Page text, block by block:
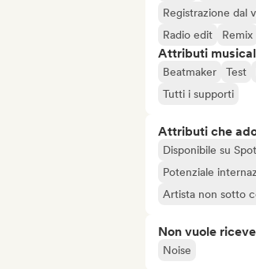
Registrazione dal
Radio edit
Remix
Attributi
Beatmaker Test
Tutti i supporti
Attributi che
Disponibile su
Potenziale
Artista non sotto
Non vuole
Noise